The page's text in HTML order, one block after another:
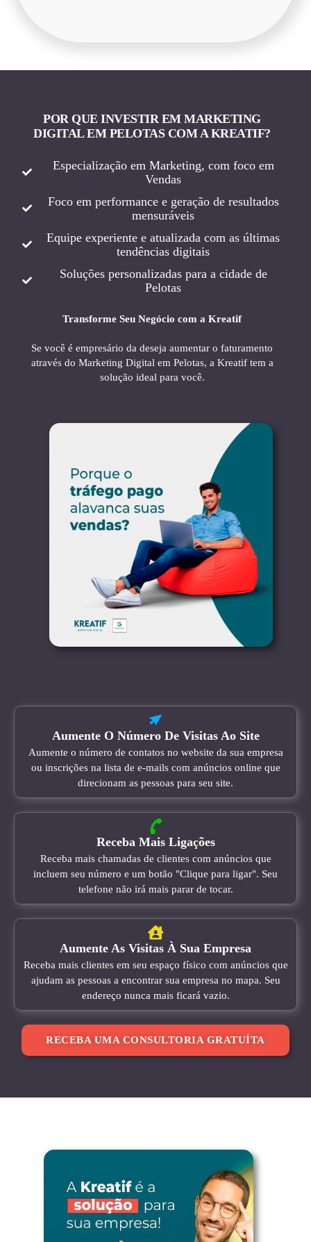
POR QUE INVESTIR EM MARKETING
DIGITAL EM PELOTAS COM A KREATIF?
Especialização em Marketing, com foco em
Vendas
Foco em performance e geração de resultados
mensuráveis
Equipe experiente e atualizada com as últimas
tendências digitais
Soluções personalizadas para a cidade de
Pelotas
Transforme Seu Negócio com a Kreatif
Se você é empresário da deseja aumentar o faturamento
através do Marketing Digital em Pelotas, a Kreatif tem a
solução ideal para você.
Aumente O Número De Visitas Ao Site
Aumente o número de contatos no website da sua empresa
ou inscrições na lista de e-mails com anúncios online que
direcionam as pessoas para seu site.
Receba Mais Ligações
Receba mais chamadas de clientes com anúncios que
incluem seu número e um botão "Clique para ligar". Seu
telefone não irá mais parar de tocar.
Aumente As Visitas À Sua Empresa
Receba mais clientes em seu espaço físico com anúncios que
ajudam as pessoas a encontrar sua empresa no mapa. Seu
endereço nunca mais ficará vazio.
RECEBA UMA CONSULTORIA GRATUÍTA